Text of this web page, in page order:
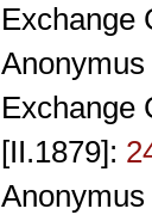
Exchange
Anonymus
Exchange
[II.1879]:
Anonymus